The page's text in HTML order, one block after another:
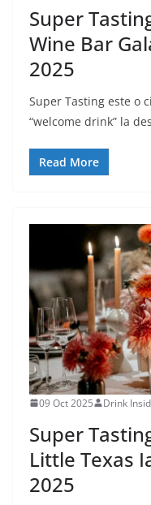
Super
Wine Bar
2025
Super Tasting este o
“welcome drink” la
Read More
09 Oct 2025 Drink
Super
Little Texas
2025